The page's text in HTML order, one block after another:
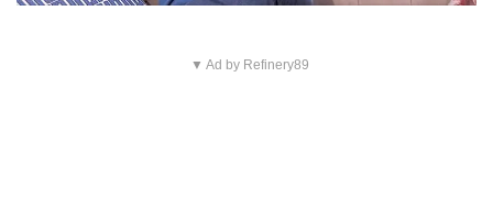
▼ Ad by Refinery89